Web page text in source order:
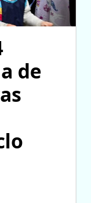
de